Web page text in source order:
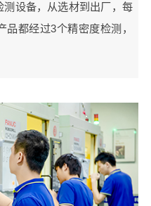
测设备，从选材到出厂，每
都经过3个精密度检测，